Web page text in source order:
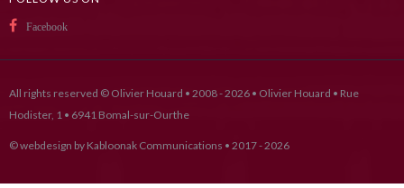
Facebook
All rights reserved © Olivier Houard • 2008 - 2026 • Olivier Houard • Rue
Hodister, 1 • 6941 Bomal-sur-Ourthe
© webdesign by Kabloonak Communications • 2017 - 2026